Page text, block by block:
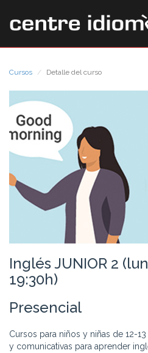
Cursos Detalle del curso
Inglés JUNIOR 2
19:30h)
Presencial
Cursos para niños y niñas de 12-
y comunicativas para aprender